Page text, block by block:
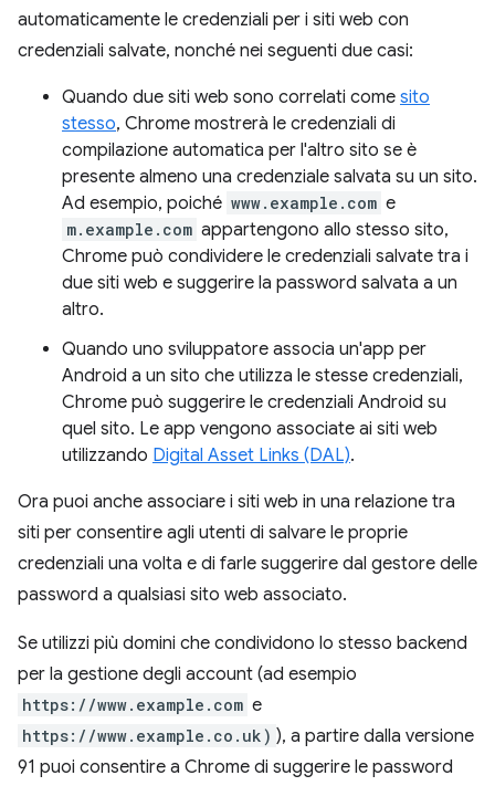
automaticamente le credenziali per i siti web con
credenziali salvate, nonché nei seguenti due casi:
Quando due siti web sono correlati come sito
stesso, Chrome mostrerà le credenziali di
compilazione automatica per l'altro sito se è
presente almeno una credenziale salvata su un sito.
Ad esempio, poiché www.example.com e
m.example.com appartengono allo stesso sito,
Chrome può condividere le credenziali salvate tra i
due siti web e suggerire la password salvata a un
altro.
Quando uno sviluppatore associa un'app per
Android a un sito che utilizza le stesse credenziali,
Chrome può suggerire le credenziali Android su
quel sito. Le app vengono associate ai siti web
utilizzando Digital Asset Links (DAL).
Ora puoi anche associare i siti web in una relazione tra
siti per consentire agli utenti di salvare le proprie
credenziali una volta e di farle suggerire dal gestore delle
password a qualsiasi sito web associato.
Se utilizzi più domini che condividono lo stesso backend
per la gestione degli account (ad esempio
https://www.example.com e
https://www.example.co.uk) ), a partire dalla versione
91 puoi consentire a Chrome di suggerire le password